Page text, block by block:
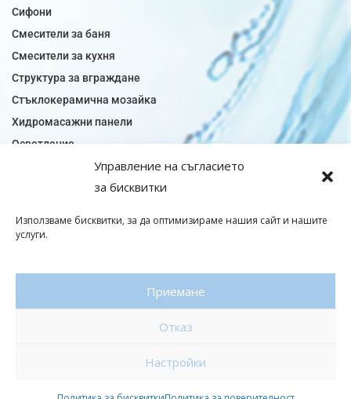
Управление на съгласието
за бисквитки
Използваме бисквитки, за да оптимизираме нашия сайт и нашите
услуги.
Приемане
Отказ
Настройки
Сифони
Смесители за баня
Смесители за кухня
Структура за вграждане
Стъклокерамична мозайка
Хидромасажни панели
Осветление
Огледала за баня
Плочки модели
Подови плочки
Политика за поверителност
Изработка на онлайн магазин